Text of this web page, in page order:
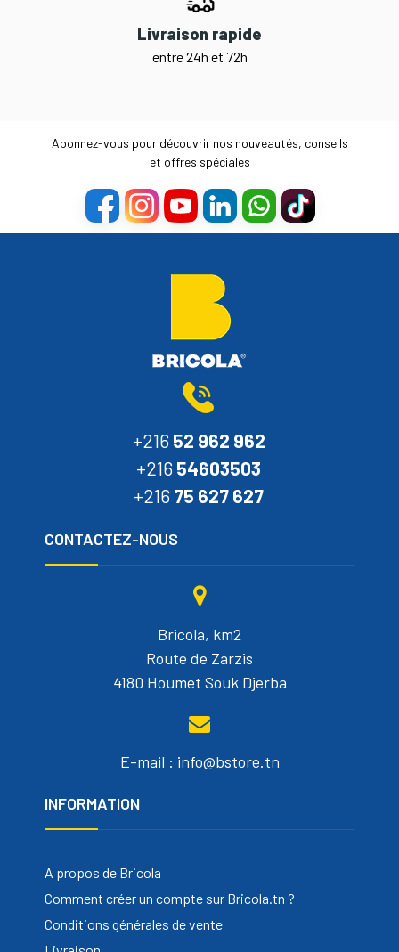
Livraison rapide
entre 24h et 72h
Abonnez-vous pour découvrir nos nouveautés, conseils
et offres spéciales
+216 52 962 962
+216 54603503
+216 75 627 627
CONTACTEZ-NOUS
Bricola, km2
Route de Zarzis
4180 Houmet Souk Djerba
E-mail : info@bstore.tn
INFORMATION
A propos de Bricola
Comment créer un compte sur Bricola.tn ?
Conditions générales de vente